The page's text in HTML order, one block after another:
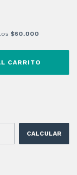
$60.000
CALCULAR